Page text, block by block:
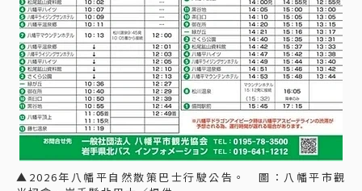
▲2026年八幡平自然散策巴士行駛公告。 圖：八幡平市觀